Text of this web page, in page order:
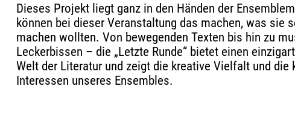
Dieses Projekt liegt ganz in den Händen der
können bei dieser Veranstaltung das machen, was sie
machen wollten. Von bewegenden Texten bis hin zu
Leckerbissen – die „Letzte Runde“ bietet einen
Welt der Literatur und zeigt die kreative Vielfalt und die
Interessen unseres Ensembles.